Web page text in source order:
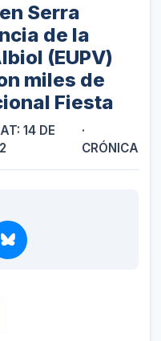
Serra
de la
(EUPV)
miles de
Fiesta
14 DE
·
CRÓNICA